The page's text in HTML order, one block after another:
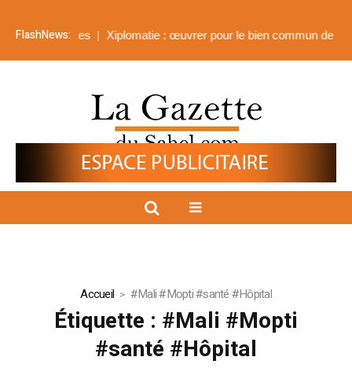
FlashNews:
frontières Xiplomatie : œuvrer pour le bien commun de tous
Accueil #Mali #Mopti #santé #Hôpital
Étiquette : #Mali #Mopti
#santé #Hôpital